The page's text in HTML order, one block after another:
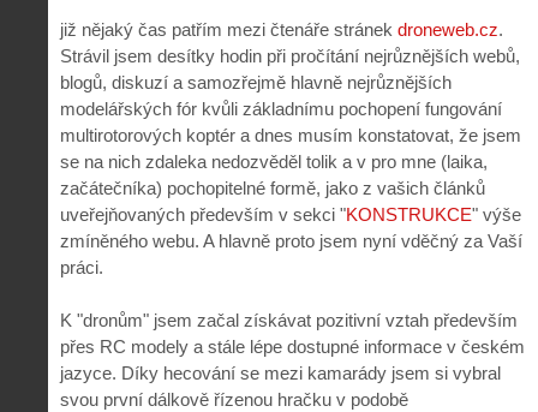
již nějaký čas patřím mezi čtenáře stránek droneweb.cz.
Strávil jsem desítky hodin při pročítání nejrůznějších webů,
blogů, diskuzí a samozřejmě hlavně nejrůznějších
modelářských fór kvůli základnímu pochopení fungování
multirotorových koptér a dnes musím konstatovat, že jsem
se na nich zdaleka nedozvěděl tolik a v pro mne (laika,
začátečníka) pochopitelné formě, jako z vašich článků
uveřejňovaných především v sekci "KONSTRUKCE" výše
zmíněného webu. A hlavně proto jsem nyní vděčný za Vaší
práci.
K "dronům" jsem začal získávat pozitivní vztah především
přes RC modely a stále lépe dostupné informace v českém
jazyce. Díky hecování se mezi kamarády jsem si vybral
svou první dálkově řízenou hračku v podobě